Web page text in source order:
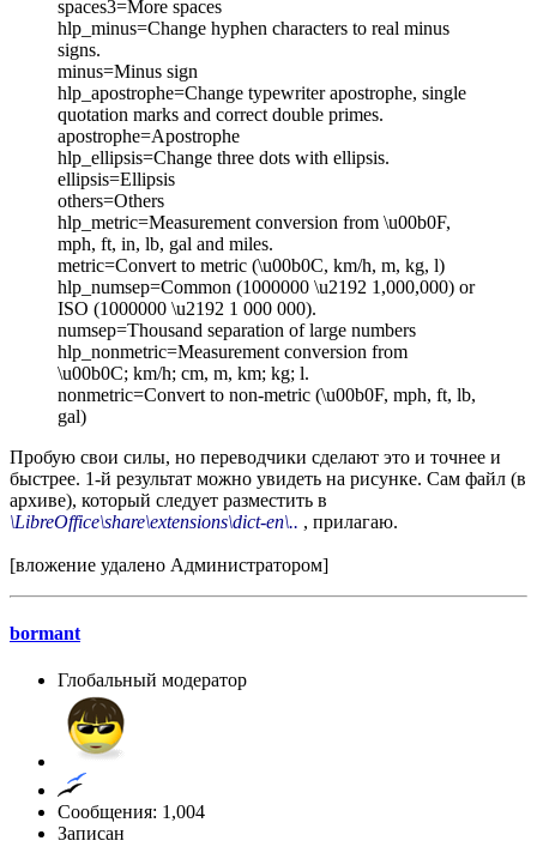
spaces3=More spaces
hlp_minus=Change hyphen characters to real minus
signs.
minus=Minus sign
hlp_apostrophe=Change typewriter apostrophe, single
quotation marks and correct double primes.
apostrophe=Apostrophe
hlp_ellipsis=Change three dots with ellipsis.
ellipsis=Ellipsis
others=Others
hlp_metric=Measurement conversion from \u00b0F,
mph, ft, in, lb, gal and miles.
metric=Convert to metric (\u00b0C, km/h, m, kg, l)
hlp_numsep=Common (1000000 \u2192 1,000,000) or
ISO (1000000 \u2192 1 000 000).
numsep=Thousand separation of large numbers
hlp_nonmetric=Measurement conversion from
\u00b0C; km/h; cm, m, km; kg; l.
nonmetric=Convert to non-metric (\u00b0F, mph, ft, lb,
gal)
Пробую свои силы, но переводчики сделают это и точнее и
быстрее. 1-й результат можно увидеть на рисунке. Сам файл (в
архиве), который следует разместить в
\LibreOffice\share\extensions\dict-en\.. , прилагаю.
[вложение удалено Администратором]
bormant
Глобальный модератор
Сообщения: 1,004
Записан